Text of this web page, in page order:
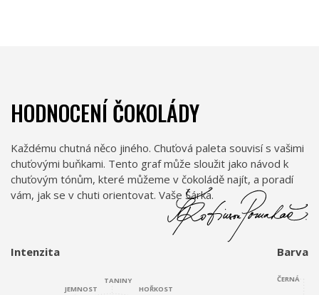
HODNOCENÍ ČOKOLÁDY
Každému chutná něco jiného. Chuťová paleta souvisí s vašimi
chuťovými buňkami. Tento graf může sloužit jako návod k
chuťovým tónům, které můžeme v čokoládě najít, a poradí
vám, jak se v chuti orientovat. Vaše Šárka.
Intenzita Barva
ČERNÁ
TANINY
HOŘKOST
JEMNOST